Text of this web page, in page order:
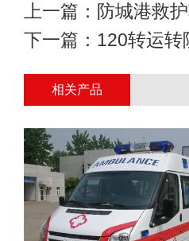
上一篇： 防城港救
下一篇： 120转运转
相关产品